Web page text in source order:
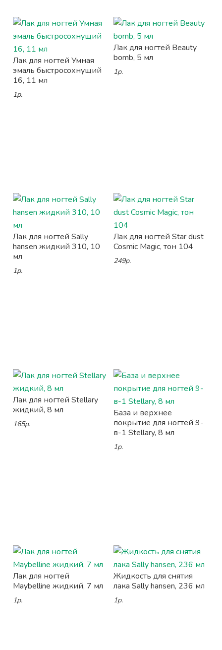
Лак для ногтей Умная
эмаль быстросохнущий
16, 11 мл
1р.
Лак для ногтей Beauty
bomb, 5 мл
1р.
Лак для ногтей Sally
hansen жидкий 310, 10
мл
1р.
Лак для ногтей Star dust
Cosmic Magic, тон 104
249р.
Лак для ногтей Stellary
жидкий, 8 мл
165р.
База и верхнее
покрытие для ногтей 9-
в-1 Stellary, 8 мл
1р.
Лак для ногтей
Maybelline жидкий, 7 мл
1р.
Жидкость для снятия
лака Sally hansen, 236 мл
1р.